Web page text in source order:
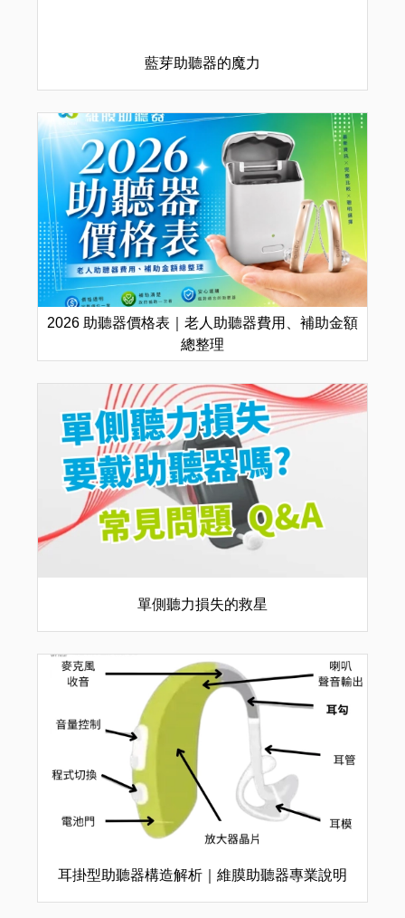
藍芽助聽器的魔力
2026 助聽器價格表｜老人助聽器費用、補助金額
總整理
單側聽力損失的救星
耳掛型助聽器構造解析｜維膜助聽器專業說明